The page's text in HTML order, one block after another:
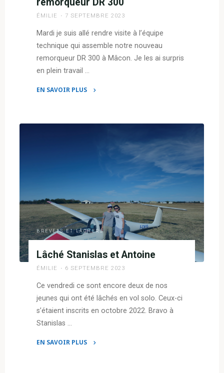
ÉMILIE 7 SEPTEMBRE 2023
Mardi je suis allé rendre visite à l’équipe
technique qui assemble notre nouveau
remorqueur DR 300 à Mâcon. Je les ai surpris
en plein travail …
EN SAVOIR PLUS
–
BREVETS ET LÂCHERS
Lâché Stanislas et Antoine
ÉMILIE 6 SEPTEMBRE 2023
Ce vendredi ce sont encore deux de nos
jeunes qui ont été lâchés en vol solo. Ceux-ci
s’étaient inscrits en octobre 2022. Bravo à
Stanislas …
EN SAVOIR PLUS